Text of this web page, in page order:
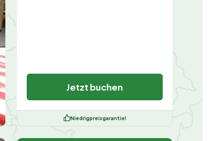
Jetzt buchen
Niedrigpreisgarantie!